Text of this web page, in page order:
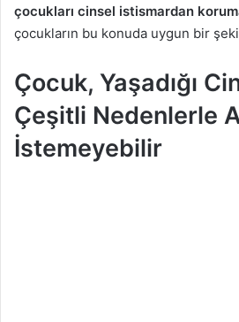
çocukları cinsel istismardan
çocukların bu konuda uygun bir
Çocuk, Yaşadığı
Çeşitli Nedenlerle
İstemeyebilir